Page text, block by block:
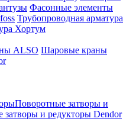
Фасонные элементы
Трубопроводная арматура
Хортум
ALSO Шаровые краны
Поворотные затворы и
затворы и редукторы Dendor